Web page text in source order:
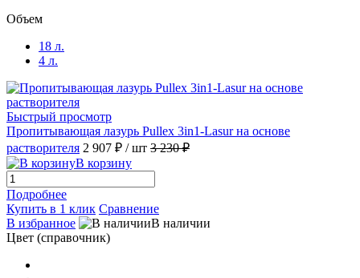
Объем
18 л.
4 л.
Быстрый просмотр
Пропитывающая лазурь Pullex 3in1-Lasur на основе
растворителя 2 907 ₽ / шт 3 230 ₽
В корзину
Подробнее
Купить в 1 клик Сравнение
В избранное
В наличии
Цвет (справочник)